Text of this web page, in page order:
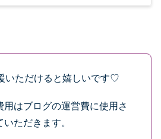
いただけると嬉しいです♡
用はブログの運営費に使用さ
いただきます。